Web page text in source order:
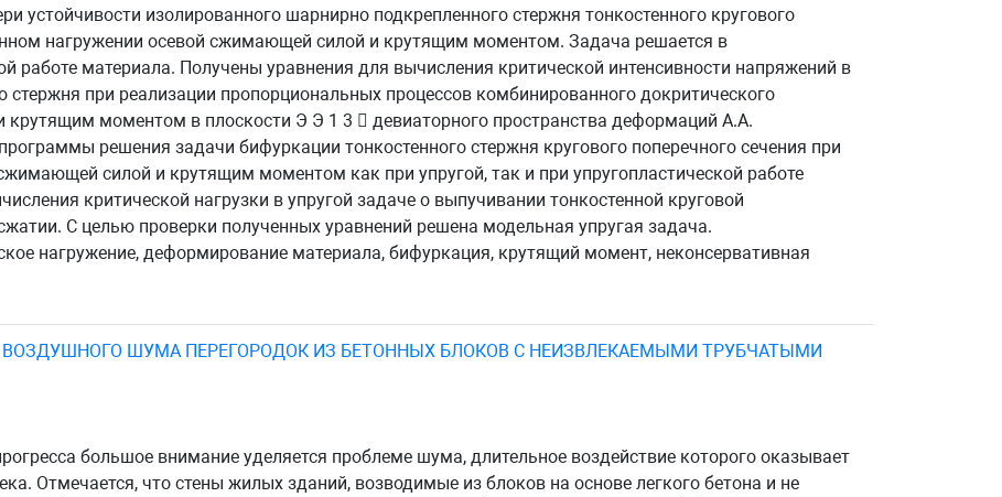
устойчивости изолированного шарнирно подкрепленного стержня тонкостенного кругового
нагружении осевой сжимающей силой и крутящим моментом. Задача решается в
работе материала. Получены уравнения для вычисления критической интенсивности напряжений в
стержня при реализации пропорциональных процессов комбинированного докритического
моментом в плоскости Э Э 1 3  девиаторного пространства деформаций А.А.
решения задачи бифуркации тонкостенного стержня кругового поперечного сечения при
силой и крутящим моментом как при упругой, так и при упругопластической работе
критической нагрузки в упругой задаче о выпучивании тонкостенной круговой
С целью проверки полученных уравнений решена модельная упругая задача.
нагружение, деформирование материала, бифуркация, крутящий момент, неконсервативная
ШУМА ПЕРЕГОРОДОК ИЗ БЕТОННЫХ БЛОКОВ С НЕИЗВЛЕКАЕМЫМИ ТРУБЧАТЫМИ
большое внимание уделяется проблеме шума, длительное воздействие которого оказывает
Отмечается, что стены жилых зданий, возводимые из блоков на основе легкого бетона и не